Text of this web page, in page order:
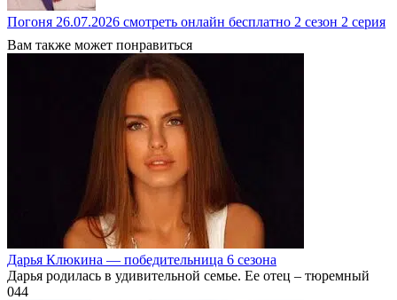
Погоня 26.07.2026 смотреть онлайн бесплатно 2 сезон 2 серия
Вам также может понравиться
Дарья Клюкина — победительница 6 сезона
Дарья родилась в удивительной семье. Ее отец – тюремный
044